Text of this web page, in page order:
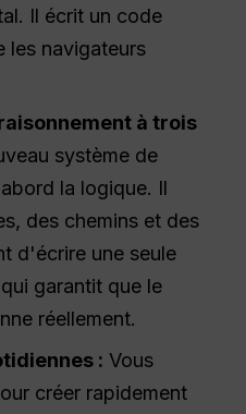
Il écrit un code
les navigateurs
à trois
système de
la logique. Il
des chemins et des
d'écrire une seule
garantit que le
réellement.
: Vous
créer rapidement